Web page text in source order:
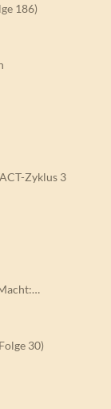
186)
Zyklus 3
30)